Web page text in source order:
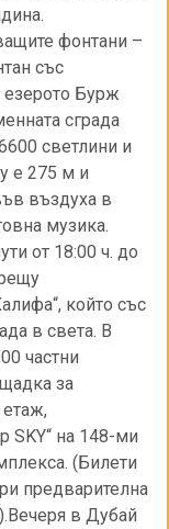
фонтани –
със
езерото Бурж
сграда
светлини и
е 275 м и
въздуха в
музика.
от 18:00 ч. до
който със
в света. В
частни
за
SKY“ на 148-ми
(Билети
предварителна
в Дубай